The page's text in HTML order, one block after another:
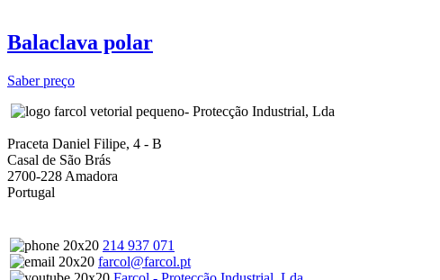
Balaclava polar
Saber preço
- Protecção Industrial, Lda
Praceta Daniel Filipe, 4 - B
Casal de São Brás
2700-228 Amadora
Portugal
214 937 071
farcol@farcol.pt